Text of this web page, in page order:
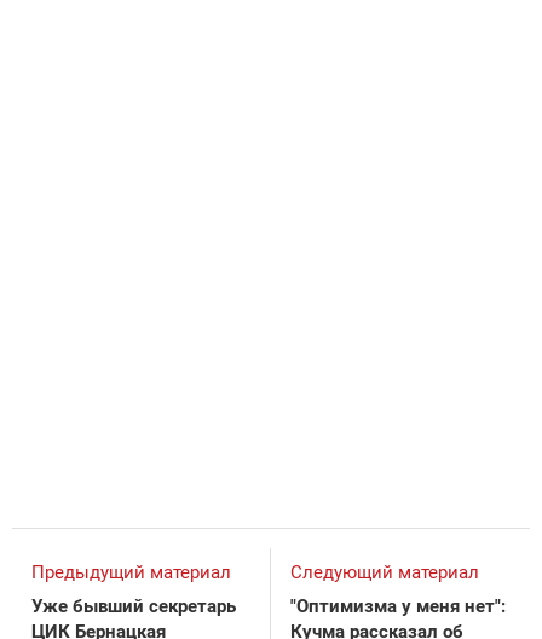
Предыдущий материал
Уже бывший секретарь
ЦИК Бернацкая
Следующий материал
"Оптимизма у меня нет":
Кучма рассказал об